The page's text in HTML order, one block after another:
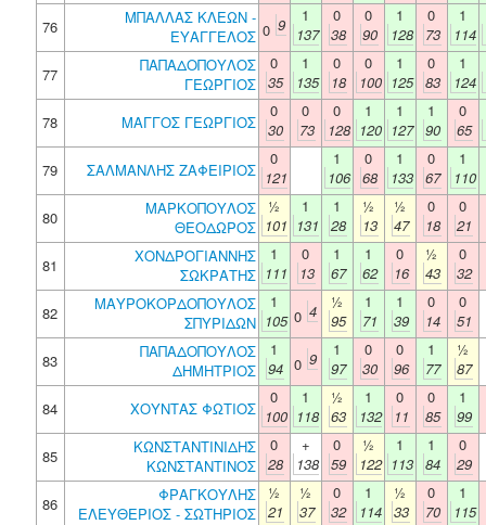
76
ΜΠΑΛΛΑΣ ΚΛΕΩΝ -
ΕΥΑΓΓΕΛΟΣ 0 9
1
137
0
38
0
90
1
128
0
73
1
114
77
ΠΑΠΑΔΟΠΟΥΛΟΣ
ΓΕΩΡΓΙΟΣ
0
35
1
135
0
18
0
100
1
125
0
83
1
124
78
ΜΑΓΓΟΣ ΓΕΩΡΓΙΟΣ
0
30
0
73
0
128
1
120
1
127
1
90
0
65
79
ΣΑΛΜΑΝΛΗΣ ΖΑΦΕΙΡΙΟΣ
0
121
1
106
0
68
1
133
0
67
1
110
80
ΜΑΡΚΟΠΟΥΛΟΣ
ΘΕΟΔΩΡΟΣ
½
101
1
131
1
28
½
13
½
47
0
18
0
21
81
ΧΟΝΔΡΟΓΙΑΝΝΗΣ
ΣΩΚΡΑΤΗΣ
1
111
0
13
1
67
1
62
0
16
½
43
0
32
82
ΜΑΥΡΟΚΟΡΔΟΠΟΥΛΟΣ
ΣΠΥΡΙΔΩΝ
1
105 0 4
½
95
1
71
1
39
0
14
0
51
83
ΠΑΠΑΔΟΠΟΥΛΟΣ
ΔΗΜΗΤΡΙΟΣ
1
94 0 9
1
97
0
30
0
96
1
77
½
87
84
ΧΟΥΝΤΑΣ ΦΩΤΙΟΣ
0
100
1
118
½
63
1
132
0
11
0
85
1
99
85
ΚΩΝΣΤΑΝΤΙΝΙΔΗΣ
ΚΩΝΣΤΑΝΤΙΝΟΣ
0
28
+
138
0
59
½
122
1
113
1
84
0
29
86
ΦΡΑΓΚΟΥΛΗΣ
ΕΛΕΥΘΕΡΙΟΣ - ΣΩΤΗΡΙΟΣ
½
21
½
37
0
32
1
114
½
33
0
70
1
115